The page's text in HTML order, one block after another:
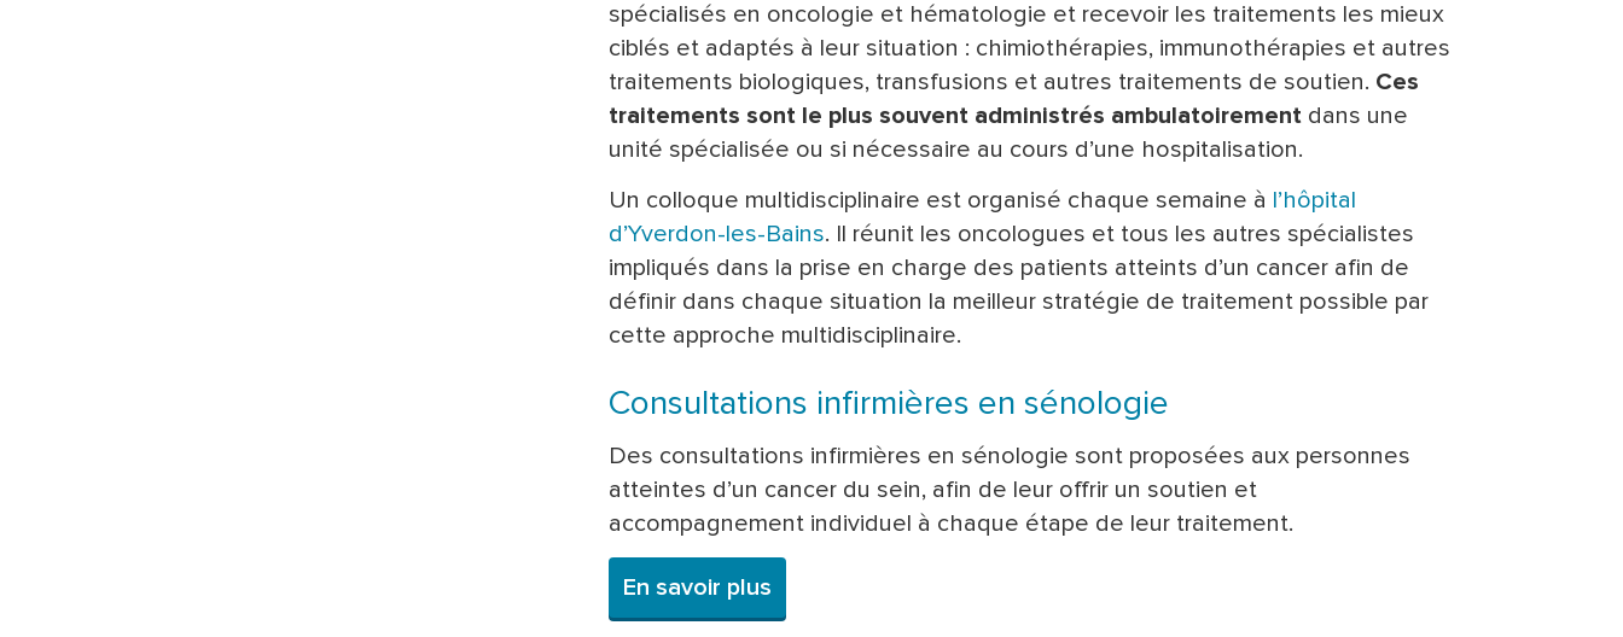
spécialisés en oncologie et hématologie et recevoir les traitements les mieux
ciblés et adaptés à leur situation : chimiothérapies, immunothérapies et autres
traitements biologiques, transfusions et autres traitements de soutien. Ces
traitements sont le plus souvent administrés ambulatoirement dans une
unité spécialisée ou si nécessaire au cours d’une hospitalisation.
Un colloque multidisciplinaire est organisé chaque semaine à l’hôpital
d’Yverdon-les-Bains. Il réunit les oncologues et tous les autres spécialistes
impliqués dans la prise en charge des patients atteints d’un cancer afin de
définir dans chaque situation la meilleur stratégie de traitement possible par
cette approche multidisciplinaire.
Consultations infirmières en sénologie
Des consultations infirmières en sénologie sont proposées aux personnes
atteintes d’un cancer du sein, afin de leur offrir un soutien et
accompagnement individuel à chaque étape de leur traitement.
En savoir plus